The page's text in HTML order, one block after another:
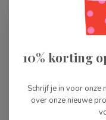
Little Dutch Fairy
10% korting
Schrijf je in voor
over onze nieuwe